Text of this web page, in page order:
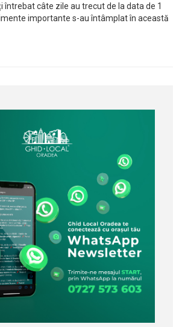
întrebat câte zile au trecut de la data de 1
importante s-au întâmplat în această